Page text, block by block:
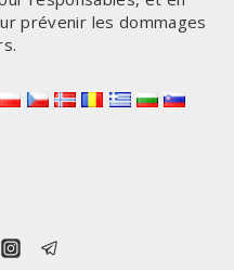
prévenir les dommages